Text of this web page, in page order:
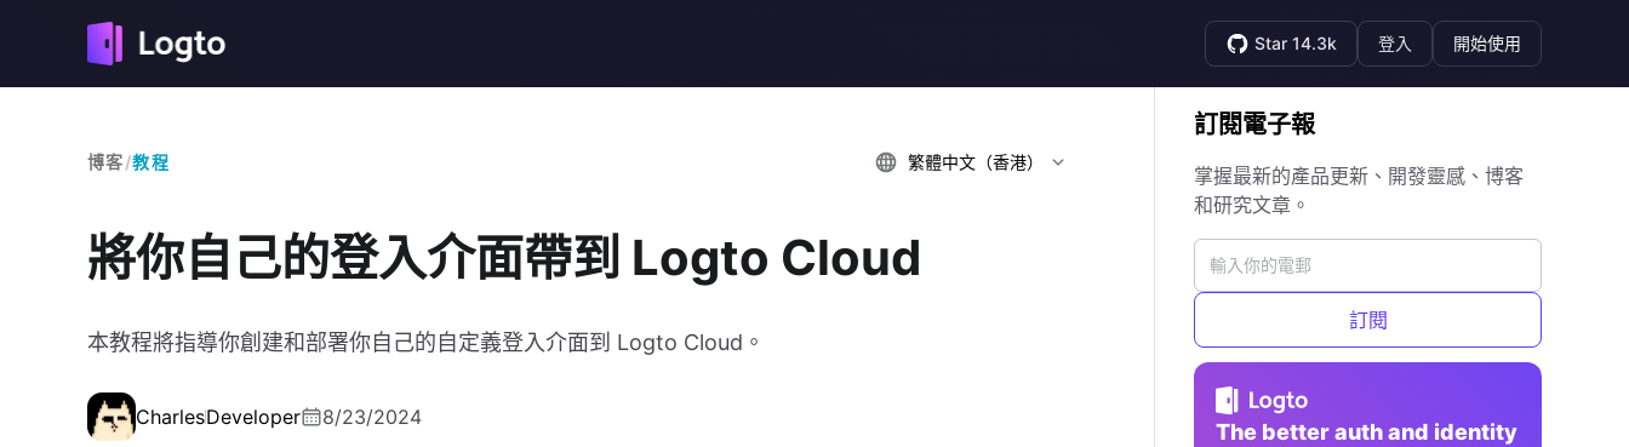
Star 14.3k 登入 開始使用
博客/教程 繁體中文（香港）
將你自己的登入介面帶到 Logto Cloud
本教程將指導你創建和部署你自己的自定義登入介面到 Logto Cloud。
CharlesDeveloper 8/23/2024
訂閱電子報
掌握最新的產品更新、開發靈感、博客
和研究文章。
訂閱
The better auth and identity